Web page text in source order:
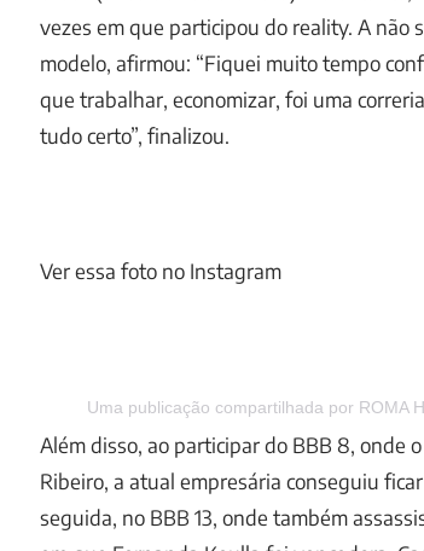
vezes em que participou do reality. A não
modelo, afirmou: “Fiquei muito tempo
que trabalhar, economizar, foi uma
tudo certo”, finalizou.
Ver essa foto no Instagram
Uma publicação compartilhada por ROMA
Além disso, ao participar do BBB 8, onde
Ribeiro, a atual empresária conseguiu
seguida, no BBB 13, onde também